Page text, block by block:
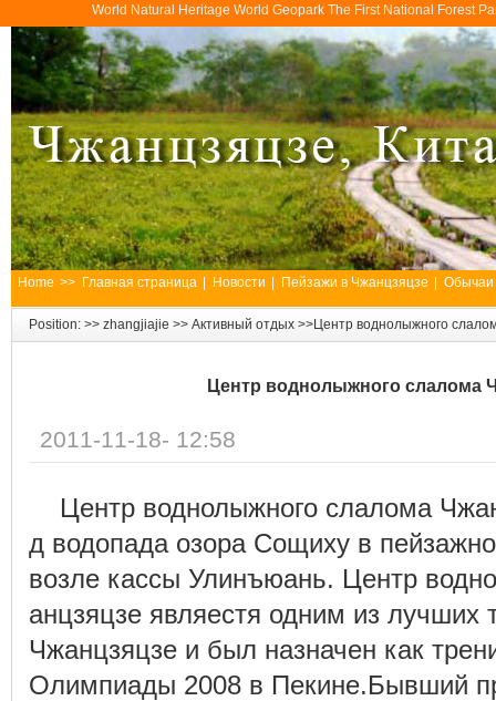
World Natural Heritage World Geopark The First National
Home >> Главная страница Новости Пейзажи в Чжанцзяцзе Обычаи
Position: >> zhangjiajie >> Активный отдых >>Центр воднолыжного
Центр воднолыжного слалома
2011-11-18- 12:58
Центр воднолыжного слалома
д водопада озора Сощиху в
возле кассы Улинъюань. Центр
анцзяцзе являестя одним из лучших
Чжанцзяцзе и был назначен как
Олимпиады 2008 в Пекине.Бывший